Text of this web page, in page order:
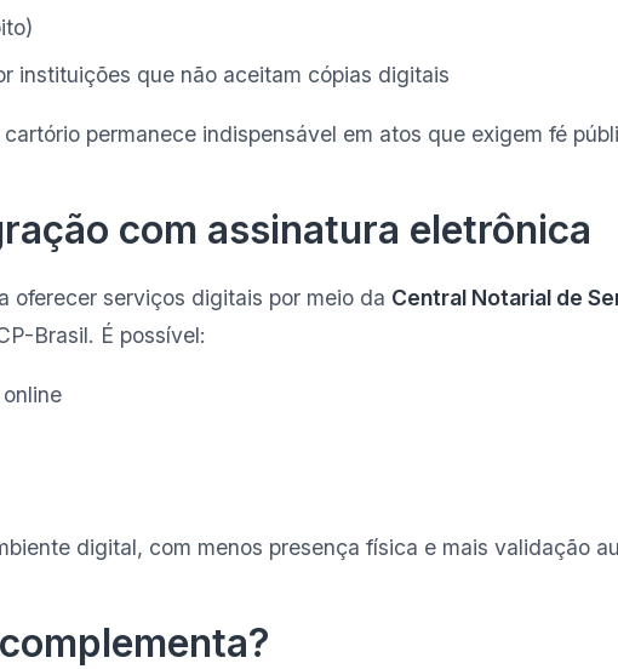
instituições que não aceitam cópias digitais
permanece indispensável em atos que exigem fé
com assinatura eletrônica
oferecer serviços digitais por meio da Central Notarial de
Brasil. É possível:
digital, com menos presença física e mais validação